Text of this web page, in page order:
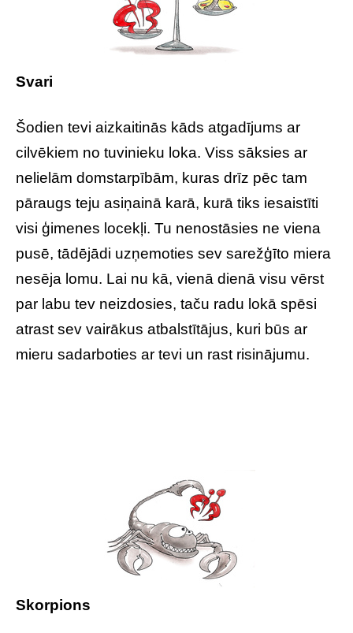
Svari
Šodien tevi aizkaitinās kāds atgadījums ar
cilvēkiem no tuvinieku loka. Viss sāksies ar
nelielām domstarpībām, kuras drīz pēc tam
pāraugs teju asiņainā karā, kurā tiks iesaistīti
visi ģimenes locekļi. Tu nenostāsies ne viena
pusē, tādējādi uzņemoties sev sarežģīto miera
nesēja lomu. Lai nu kā, vienā dienā visu vērst
par labu tev neizdosies, taču radu lokā spēsi
atrast sev vairākus atbalstītājus, kuri būs ar
mieru sadarboties ar tevi un rast risinājumu.
Skorpions